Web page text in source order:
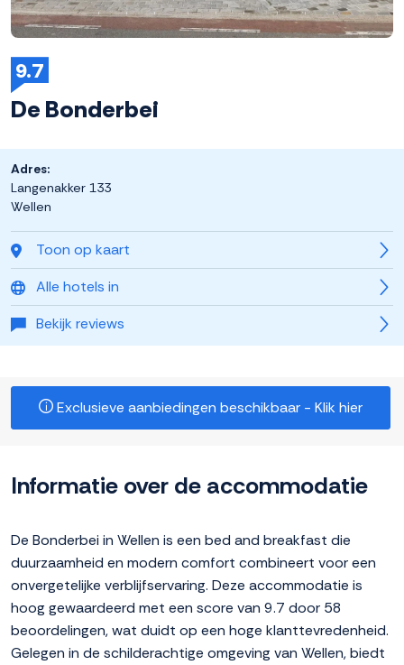
9.7
De Bonderbei
Toon op kaart
Alle hotels in
Bekijk reviews
Adres:
Langenakker 133
Wellen
Exclusieve aanbiedingen beschikbaar - Klik hier
Informatie over de accommodatie
De Bonderbei in Wellen is een bed and breakfast die
duurzaamheid en modern comfort combineert voor een
onvergetelijke verblijfservaring. Deze accommodatie is
hoog gewaardeerd met een score van 9.7 door 58
beoordelingen, wat duidt op een hoge klanttevredenheid.
Gelegen in de schilderachtige omgeving van Wellen, biedt